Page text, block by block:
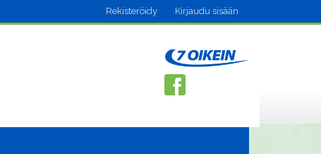
Rekisteröidy Kirjaudu sisään